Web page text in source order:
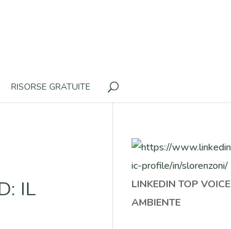
RISORSE GRATUITE
IL
LINKEDIN TOP VOICE
AMBIENTE